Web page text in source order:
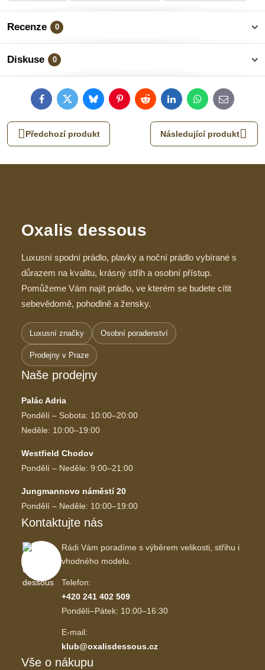
Recenze 0
Diskuse 0
FacebookTwitterBlueskyPinterestRedditLinkedInWhatsApp
E-
mail
Předchozí produkt Následující produkt
Oxalis dessous
Luxusní spodní prádlo, plavky a noční prádlo vybírané s
důrazem na kvalitu, krásný střih a osobní přístup.
Pomůžeme Vám najít prádlo, ve kterém se budete cítit
sebevědomě, pohodlně a žensky.
Luxusní značky Osobní poradenství
Prodejny v Praze
Naše prodejny
Palác Adria
Pondělí – Sobota: 10:00–20:00
Neděle: 10:00–19:00
Westfield Chodov
Pondělí – Neděle: 9:00–21:00
Jungmannovo náměstí 20
Pondělí – Neděle: 10:00–19:00
Kontaktujte nás
Rádi Vám poradíme s výběrem velikosti, střihu i
vhodného modelu.
Telefon:
+420 241 402 509
Pondělí–Pátek: 10:00–16:30
E-mail:
klub@oxalisdessous.cz
Vše o nákupu